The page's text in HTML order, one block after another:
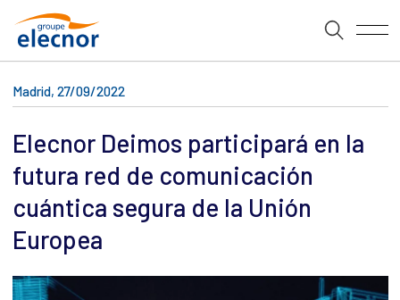
Madrid, 27/09/2022
Elecnor Deimos participará en la
futura red de comunicación
cuántica segura de la Unión
Europea